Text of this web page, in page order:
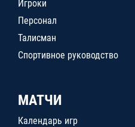
Игроки
Персонал
Талисман
Спортивное руководство
МАТЧИ
Календарь игр